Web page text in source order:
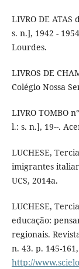
LIVRO DE ATAS
s. n.], 1942 -
Lourdes.
LIVROS DE
Colégio Nossa
LIVRO TOMBO
l.: s. n.], 19--.
LUCHESE,
imigrantes
UCS, 2014a.
LUCHESE,
educação:
regionais.
n. 43. p. 145-
http://